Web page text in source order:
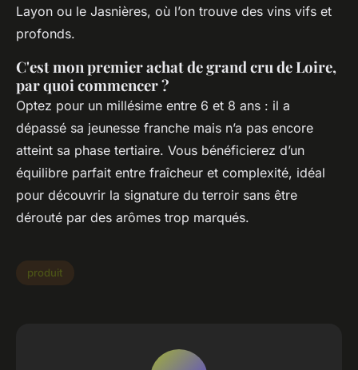
Layon ou le Jasnières, où l’on trouve des vins vifs et
profonds.
C'est mon premier achat de grand cru de Loire,
par quoi commencer ?
Optez pour un millésime entre 6 et 8 ans : il a
dépassé sa jeunesse franche mais n’a pas encore
atteint sa phase tertiaire. Vous bénéficierez d’un
équilibre parfait entre fraîcheur et complexité, idéal
pour découvrir la signature du terroir sans être
dérouté par des arômes trop marqués.
produit